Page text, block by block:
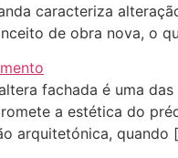
caracteriza
de obra nova, o
fachada é uma
a estética do
arquitetónica, quando